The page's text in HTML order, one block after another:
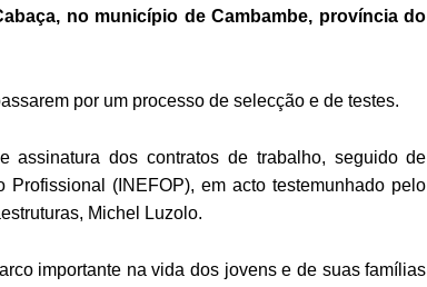
no município de Cambambe, província do
por um processo de selecção e de testes.
assinatura dos contratos de trabalho, seguido de
(INEFOP), em acto testemunhado pelo
Michel Luzolo.
importante na vida dos jovens e de suas famílias